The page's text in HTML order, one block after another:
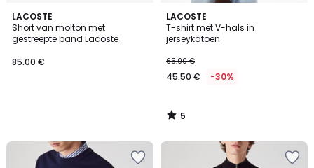
LACOSTE
Short van molton met
gestreepte band Lacoste
85.00 €
LACOSTE
T-shirt met V-hals in
jerseykatoen
65.00 €
45.50 € -30%
5
/
5
5
/